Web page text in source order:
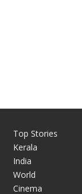
Top Stories
Kerala
India
World
Cinema